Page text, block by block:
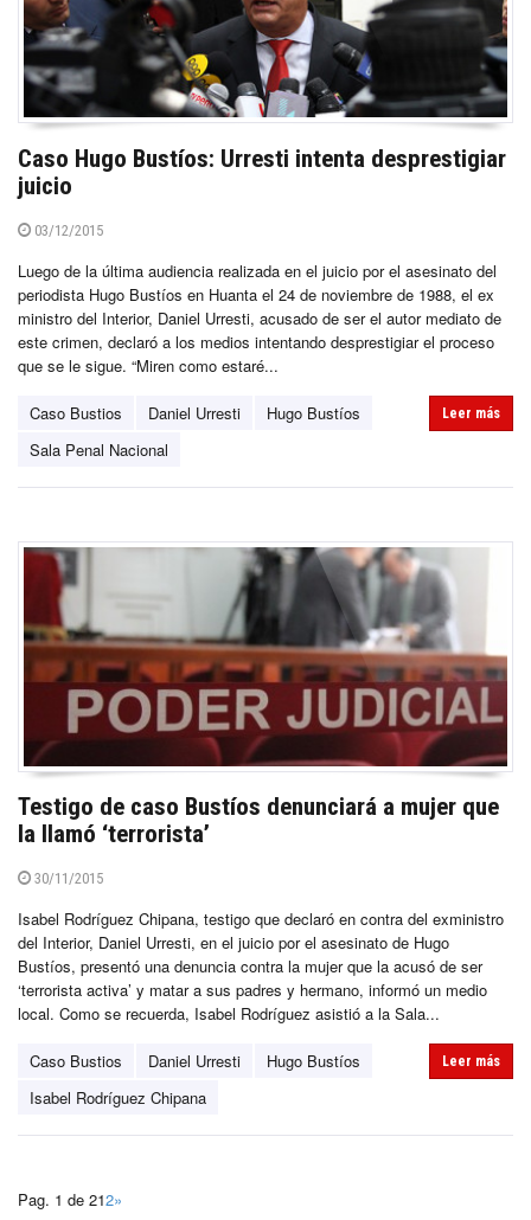
Caso Hugo Bustíos: Urresti intenta desprestigiar
juicio
03/12/2015
Luego de la última audiencia realizada en el juicio por el asesinato del
periodista Hugo Bustíos en Huanta el 24 de noviembre de 1988, el ex
ministro del Interior, Daniel Urresti, acusado de ser el autor mediato de
este crimen, declaró a los medios intentando desprestigiar el proceso
que se le sigue. “Miren como estaré...
Caso Bustios Daniel Urresti
Hugo Bustíos
Sala Penal Nacional
Leer más
Testigo de caso Bustíos denunciará a mujer que
la llamó ‘terrorista’
30/11/2015
Isabel Rodríguez Chipana, testigo que declaró en contra del exministro
del Interior, Daniel Urresti, en el juicio por el asesinato de Hugo
Bustíos, presentó una denuncia contra la mujer que la acusó de ser
‘terrorista activa’ y matar a sus padres y hermano, informó un medio
local. Como se recuerda, Isabel Rodríguez asistió a la Sala...
Caso Bustios Daniel Urresti
Hugo Bustíos
Isabel Rodríguez Chipana
Leer más
Pag. 1 de 212»